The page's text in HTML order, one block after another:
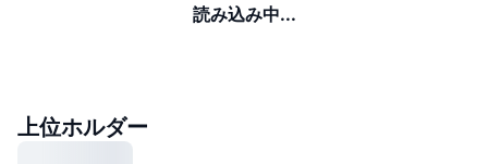
読み込み中...
上位ホルダー